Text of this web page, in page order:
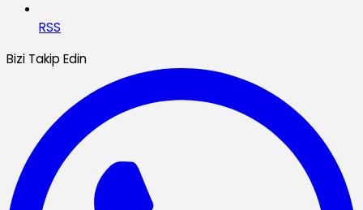
RSS
Bizi Takip Edin